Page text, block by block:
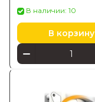
В наличии: 10
В корзину